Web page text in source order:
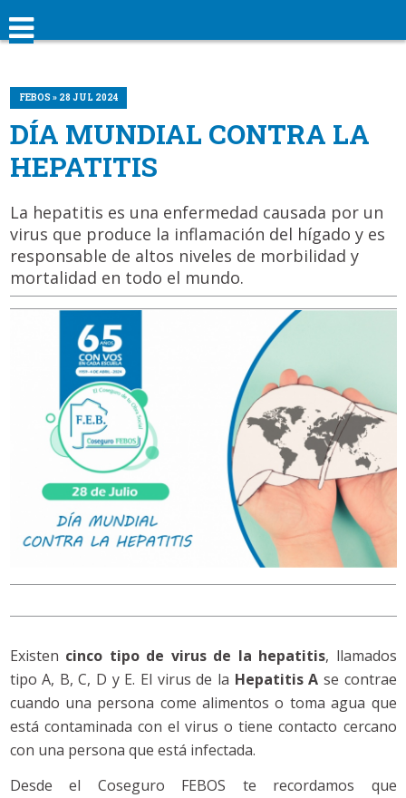
FEBOS » 28 JUL 2024
DÍA MUNDIAL CONTRA LA
HEPATITIS
La hepatitis es una enfermedad causada por un
virus que produce la inflamación del hígado y es
responsable de altos niveles de morbilidad y
mortalidad en todo el mundo.
Existen cinco tipo de virus de la hepatitis, llamados
tipo A, B, C, D y E. El virus de la Hepatitis A se contrae
cuando una persona come alimentos o toma agua que
está contaminada con el virus o tiene contacto cercano
con una persona que está infectada.
Desde el Coseguro FEBOS te recordamos que